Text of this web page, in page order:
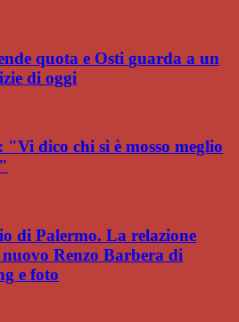
quota e Osti guarda a un
di oggi
dico chi si è mosso meglio
di Palermo. La relazione
Renzo Barbera di
e foto